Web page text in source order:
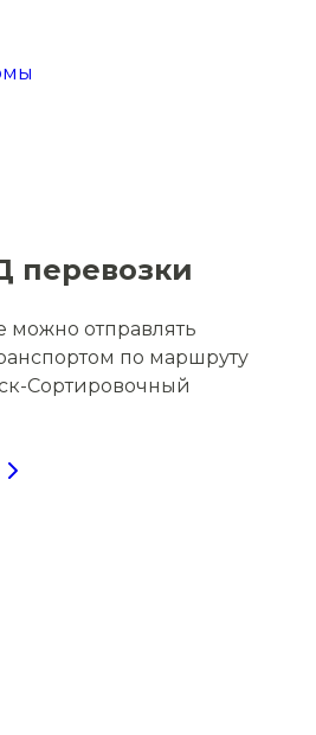
перевозки
можно отправлять
по маршруту
Сортировочный